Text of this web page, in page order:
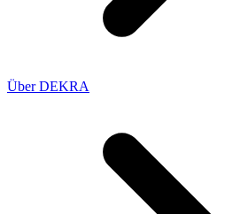
Über DEKRA